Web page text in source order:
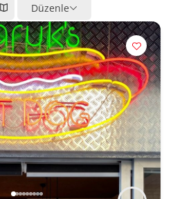
Düzenle